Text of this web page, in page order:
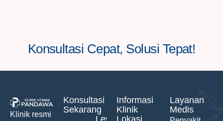
Konsultasi Cepat, Solusi Tepat!
Klinik resmi
Konsultasi
Sekarang
Lewat
Informasi
Klinik
Lokasi
Layanan
Medis